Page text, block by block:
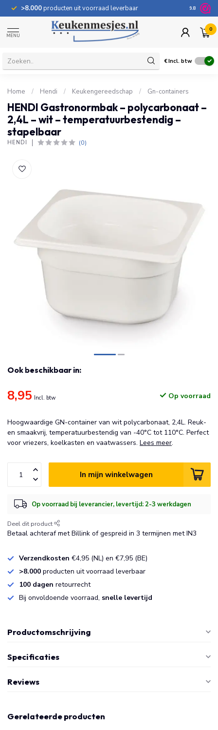
>8.000producten uit voorraad leverbaar 100
9.8
MENU
0
€Incl. btw
Home / Hendi / Keukengereedschap / Gn-containers
HENDI Gastronormbak – polycarbonaat –
2,4L – wit – temperatuurbestendig –
stapelbaar
HENDI (0)
Ook beschikbaar in:
8,95 Incl. btw Op voorraad
Hoogwaardige GN-container van wit polycarbonaat, 2,4L. Reuk-
en smaakvrij, temperatuurbestendig van -40°C tot 110°C. Perfect
voor vriezers, koelkasten en vaatwassers. Lees meer.
In mijn winkelwagen
Op voorraad bij leverancier, levertijd: 2-3 werkdagen
Deel dit product
Betaal achteraf met Billink of gespreid in 3 termijnen met IN3
Verzendkosten €4,95 (NL) en €7,95 (BE)
>8.000 producten uit voorraad leverbaar
100 dagen retourrecht
Bij onvoldoende voorraad, snelle levertijd
Productomschrijving
Specificaties
Reviews
Gerelateerde producten